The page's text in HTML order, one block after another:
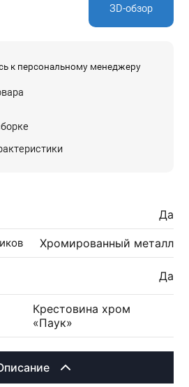
ЗD-обзор
к персональному менеджеру
Да
Хромированный металл
Да
Крестовина хром
«Паук»